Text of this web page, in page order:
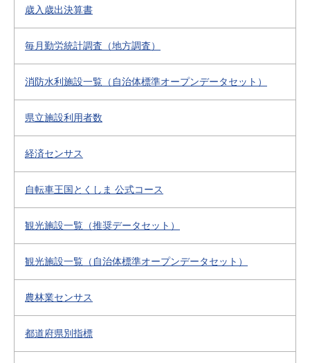
歳入歳出決算書
毎月勤労統計調査（地方調査）
消防水利施設一覧（自治体標準オープンデータセット）
県立施設利用者数
経済センサス
自転車王国とくしま 公式コース
観光施設一覧（推奨データセット）
観光施設一覧（自治体標準オープンデータセット）
農林業センサス
都道府県別指標